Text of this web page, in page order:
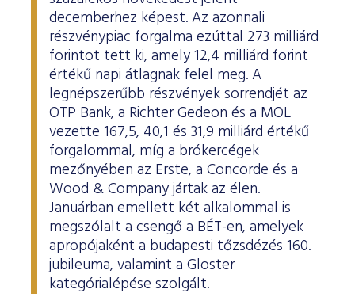
decemberhez képest. Az azonnali
részvénypiac forgalma ezúttal 273 milliárd
forintot tett ki, amely 12,4 milliárd forint
értékű napi átlagnak felel meg. A
legnépszerűbb részvények sorrendjét az
OTP Bank, a Richter Gedeon és a MOL
vezette 167,5, 40,1 és 31,9 milliárd értékű
forgalommal, míg a brókercégek
mezőnyében az Erste, a Concorde és a
Wood & Company jártak az élen.
Januárban emellett két alkalommal is
megszólalt a csengő a BÉT-en, amelyek
apropójaként a budapesti tőzsdézés 160.
jubileuma, valamint a Gloster
kategórialépése szolgált.